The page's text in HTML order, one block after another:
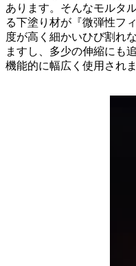
あります。そんなモルタ
る下塗り材が『微弾性フ
度が高く細かいひび割れ
ますし、多少の伸縮にも
機能的に幅広く使用されま